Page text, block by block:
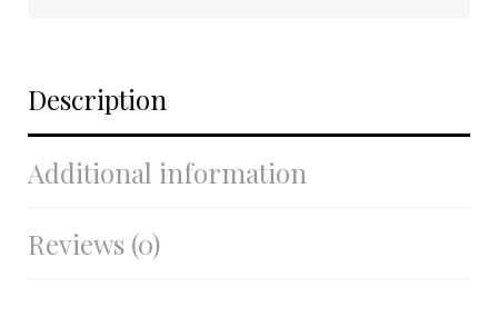
Description
Additional information
Reviews (0)